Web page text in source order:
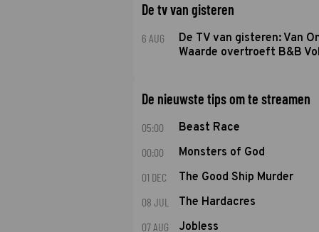
De tv van gisteren
6 AUG
De TV van gisteren: Van
Waarde overtroeft B&B
De nieuwste tips om te streamen
05:00 Beast Race
00:00 Monsters of God
01 DEC The Good Ship Murder
08 JUL The Hardacres
07 AUG Jobless